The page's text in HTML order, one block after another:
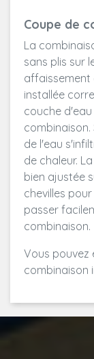
Coupe de
La
sans plis sur
affaissement
installée
couche
de l'eau
de chaleur.
bien ajustée
chevilles
passer
combinaison.
Vous pouvez
combinaison